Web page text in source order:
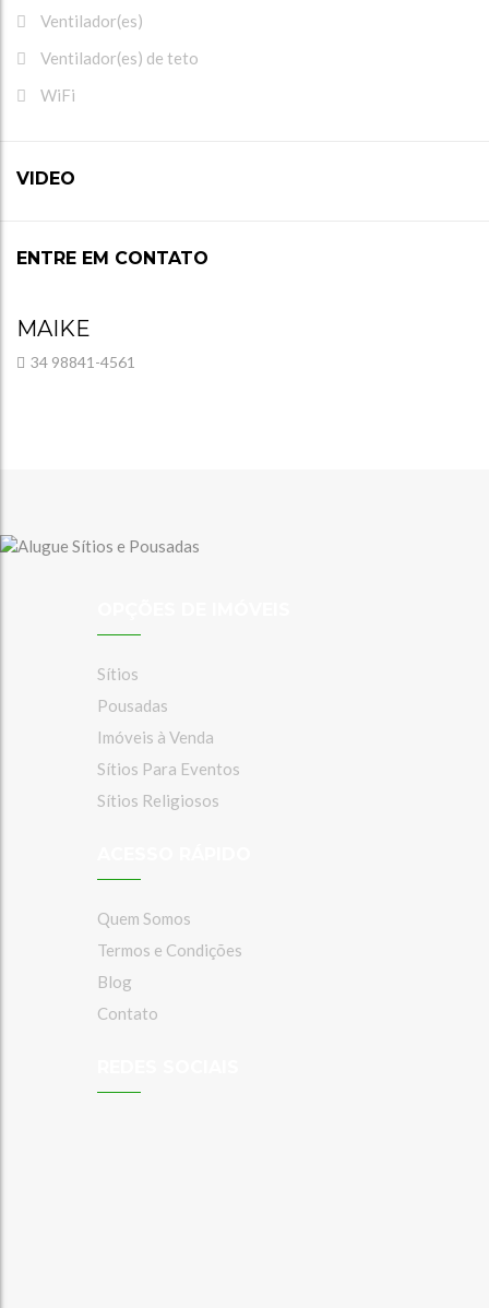
Ventilador(es)
Ventilador(es) de teto
WiFi
VIDEO
ENTRE EM CONTATO
MAIKE
34 98841-4561
Sítios
Pousadas
Imóveis à Venda
Sítios Para Eventos
Sítios Religiosos
Quem Somos
Termos e Condições
Blog
Contato